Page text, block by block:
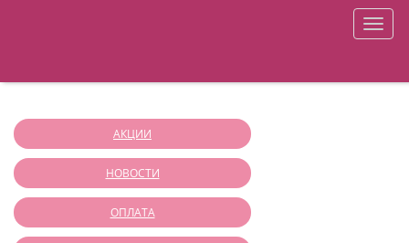
ONLY YOU SHOP
ВойтиАппаратная косметология
меню
АКЦИИ
НОВОСТИ
ОПЛАТА